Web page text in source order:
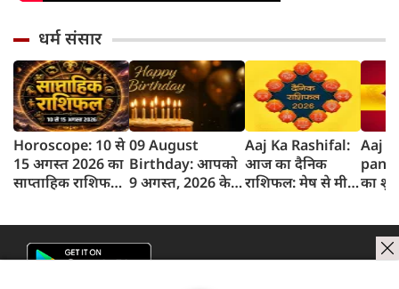
धर्म संसार
Horoscope: 10 से
15 अगस्त 2026 का
साप्ताहिक राशिफल,
नुकसान
09 August
Birthday: आपको
9 अगस्त, 2026 के
Aaj Ka Rashifal:
आज का दैनिक
राशिफल: मेष से मीन
Aaj
का
समय